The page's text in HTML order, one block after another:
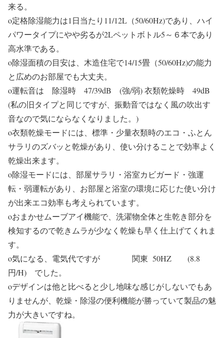
来る。
o定格除湿能力は1日当たり11/12L（50/60Hz)であり、ハイ
パワータイプにやや劣るが2Lペットボトル5～６本であり
高水準である。
o除湿面積の目安は、木造住宅で14/15畳（50/60Hz)の能力
と広めのお部屋でも大丈夫。
o運転音は 除湿時 47/39dB (強/弱) 衣類乾燥時 49dB
(私の旧タイプと同じですが、振動音ではなく風の吹出す
音なので気にならなくなりました。)
o衣類乾燥モードには、標準・少量衣類時のエコ・ふとん
サラリのズバッと乾燥があり、使い分けることで効率よく
乾燥出来ます。
o除湿モードには、部屋サラリ・浴室カビガード・強運
転・弱運転があり、お部屋と浴室の環境に応じた使い分け
が出来エコ効率も考えられています。
oおまかせムーブアイ機能で、洗濯物全体と生乾き部分を
検知するので乾きムラが少なく乾燥も早く仕上げてくれま
す。
o気になる、電気代ですが 関東 50HZ (8.8
円/H) でした。
oデザインは他と比べると少し地味な感じがしないでもあ
りませんが、乾燥・除湿の便利機能が勝っていて製品の魅
力が大きいですね。